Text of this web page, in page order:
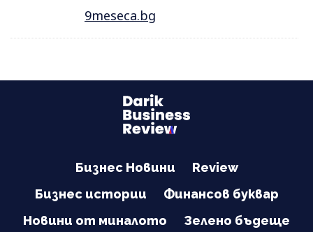
9meseca.bg
Бизнес Новини
Review
Бизнес истории
Финансов буквар
Новини от миналото
Зелено бъдеще